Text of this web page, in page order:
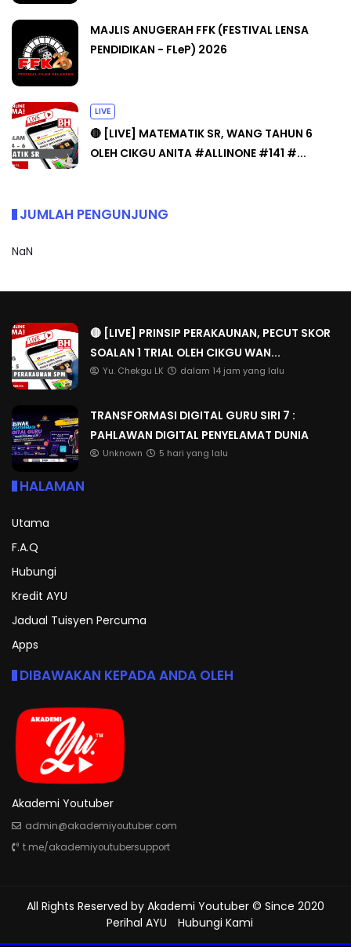
MAJLIS ANUGERAH FFK (FESTIVAL LENSA
PENDIDIKAN - FLeP) 2026
LIVE
🔴 [LIVE] MATEMATIK SR, WANG TAHUN 6
OLEH CIKGU ANITA #ALLINONE #141 #...
JUMLAH PENGUNJUNG
NaN
🔴 [LIVE] PRINSIP PERAKAUNAN, PECUT SKOR
SOALAN 1 TRIAL OLEH CIKGU WAN...
Yu. Chekgu LK dalam 14 jam yang lalu
TRANSFORMASI DIGITAL GURU SIRI 7 :
PAHLAWAN DIGITAL PENYELAMAT DUNIA
Unknown 5 hari yang lalu
HALAMAN
Utama
F.A.Q
Hubungi
Kredit AYU
Jadual Tuisyen Percuma
Apps
DIBAWAKAN KEPADA ANDA OLEH
Akademi Youtuber
admin@akademiyoutuber.com
t.me/akademiyoutubersupport
All Rights Reserved by Akademi Youtuber © Since 2020
Perihal AYU
Hubungi Kami